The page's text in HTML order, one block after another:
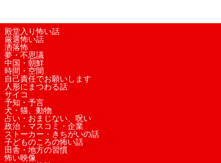
殿堂入り怖い話
厳選怖い話
洒落怖
夢・不思議
中国・朝鮮
時間・空間
自己責任でお願いします
人形にまつわる話
サイコ
予知・予言
犬・猫、動物
占い・おまじない、呪い
政治・マスコミ・企業
ストーカー・きちがいの話
子どものころの怖い話
田舎・地方の習慣
怖い映像